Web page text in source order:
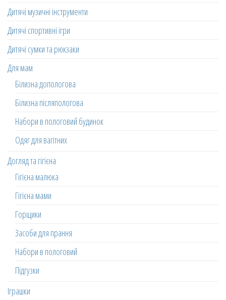
Дитячі музичні інструменти
Дитячі спортивні ігри
Дитячі сумки та рюкзаки
Для мам
Білизна допологова
Білизна післяпологова
Набори в пологовий будинок
Одяг для вагітних
Догляд та гігієна
Гігієна малюка
Гігієна мами
Горщики
Засоби для прання
Набори в пологовий
Підгузки
Іграшки